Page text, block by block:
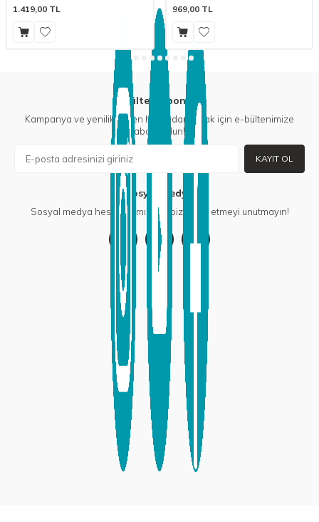
1.419,00 TL 969,00TL
E-Bülten Aboneliği
Kampanya ve yeniliklerden haberdar olmak için e-bültenimize
abone olun!
KAYIT OL
Sosyal Medya
Sosyal medya hesaplarımızdan bizi takip etmeyi unutmayın!